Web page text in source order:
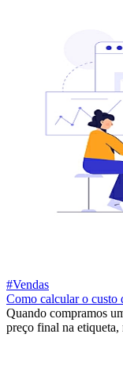
#Vendas
Como calcular o
Quando compramos
preço final na etiqueta,